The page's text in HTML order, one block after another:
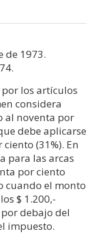
de 1973.
los artículos
considera
al noventa por
debe aplicarse
(31%). En
para las arcas
por ciento
cuando el monto
$ 1.200,-
debajo del
impuesto.